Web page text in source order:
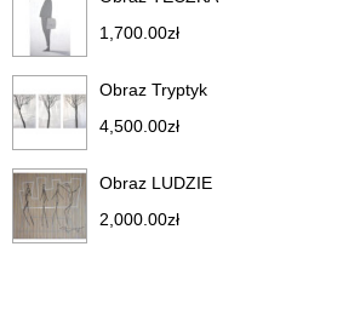
1,700.00zł
Obraz Tryptyk
4,500.00zł
Obraz LUDZIE
2,000.00zł